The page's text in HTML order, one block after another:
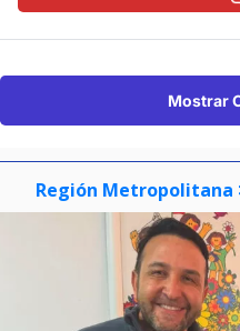
Mostrar
Región Metropolitana